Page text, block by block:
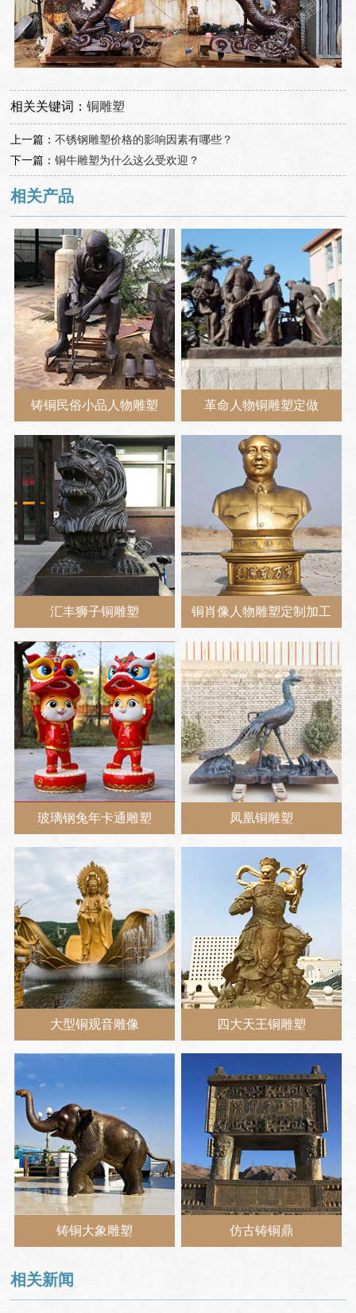
相关关键词：铜雕塑
上一篇：不锈钢雕塑价格的影响因素有哪些？
下一篇：铜牛雕塑为什么这么受欢迎？
相关产品
铸铜民俗小品人物雕塑 革命人物铜雕塑定做
汇丰狮子铜雕塑 铜肖像人物雕塑定制加工
玻璃钢兔年卡通雕塑 凤凰铜雕塑
大型铜观音雕像 四大天王铜雕塑
铸铜大象雕塑 仿古铸铜鼎
相关新闻